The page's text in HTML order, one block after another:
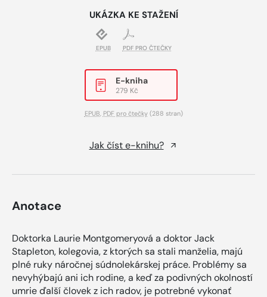
UKÁZKA KE STAŽENÍ
EPUB PDF PRO ČTEČKY
E-kniha
279 Kč
EPUB, PDF pro čtečky(288 stran)
Jak číst e-knihu?
Anotace
Doktorka Laurie Montgomeryová a doktor Jack
Stapleton, kolegovia, z ktorých sa stali manželia, majú
plné ruky náročnej súdnolekárskej práce. Problémy sa
nevyhýbajú ani ich rodine, a keď za podivných okolností
umrie ďalší človek z ich radov, je potrebné vykonať